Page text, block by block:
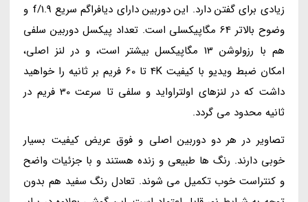
زیادی برای گفتن دارد. این دوربین دارای دیافراگم سریع f/1.9 و
وضوح بالاتر 64 مگاپیکسلی است. تعداد پیکسل دوربین سلفی
هم با رزولوشن 13 مگاپیکسل بیشتر است، و در لنز اصلی،
امکان ضبط ویدیو با کیفیت 4K تا 60 فریم بر ثانیه را خواهید
داشت که در لنزهای اولتراواید و سلفی تا سرعت 30 فریم در
ثانیه محدود می گردد.
تصاویر در هر دو دوربین اصلی و فوق عریض کیفیت بسیار
خوبی دارند. رنگ ها طبیعی و زنده هستند و با جزئیات واضح
و کنتراست خوب تکمیل می شوند. تعادل رنگ سفید هم بدون